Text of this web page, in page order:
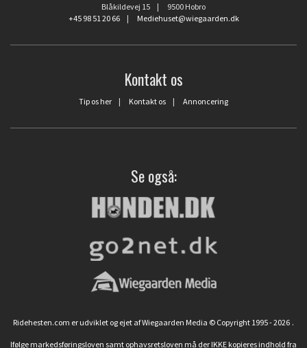
Blåkildevej 15 | 9500 Hobro
+45 98 51 20 66| Mediehuset@wiegaarden.dk
Kontakt os
Tip os her | Kontakt os | Annoncering
Se også:
Ridehesten.com er udviklet og ejet af Wiegaarden Media © Copyright 1995 - 2026 .
Ifølge markedsføringsloven samt ophavsretsloven må der IKKE kopieres indhold fra